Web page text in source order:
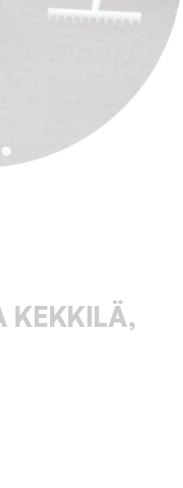
KEKKILÄ,